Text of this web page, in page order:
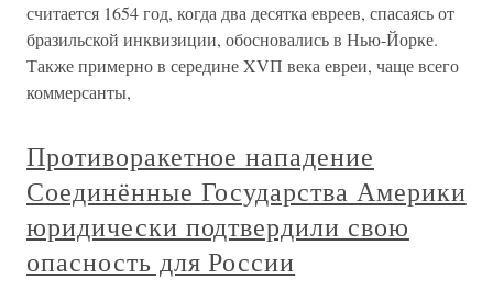
считается 1654 год, когда два десятка евреев, спасаясь от
бразильской инквизиции, обосновались в Нью-Йорке.
Также примерно в середине XVП века евреи, чаще всего
коммерсанты,
Противоракетное нападение
Соединённые Государства Америки
юридически подтвердили свою
опасность для России